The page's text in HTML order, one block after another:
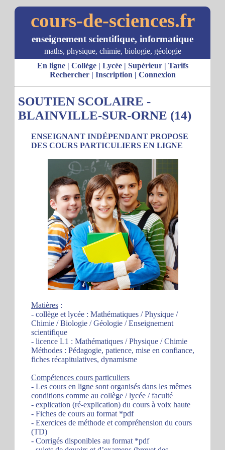
cours-de-sciences.fr
enseignement scientifique, informatique
maths, physique, chimie, biologie, géologie
En ligne| Collège| Lycée| Supérieur| Tarifs
Rechercher| Inscription | Connexion
SOUTIEN SCOLAIRE -
BLAINVILLE-SUR-ORNE (14)
ENSEIGNANT INDÉPENDANT PROPOSE
DES COURS PARTICULIERS EN LIGNE
Matières :
- collège et lycée : Mathématiques / Physique /
Chimie / Biologie / Géologie / Enseignement
scientifique
- licence L1 : Mathématiques / Physique / Chimie
Méthodes : Pédagogie, patience, mise en confiance,
fiches récapitulatives, dynamisme
Compétences cours particuliers
- Les cours en ligne sont organisés dans les mêmes
conditions comme au collège / lycée / faculté
- explication (ré-explication) du cours à voix haute
- Fiches de cours au format *pdf
- Exercices de méthode et compréhension du cours
(TD)
- Corrigés disponibles au format *pdf